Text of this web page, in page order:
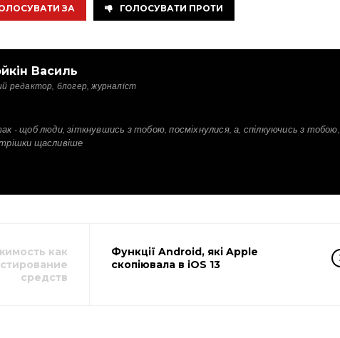
ЗА ГОЛОСУВАТИ ПРОТИ
Василь
редактор, блогер, журналіст
- щоб люди, зіткнувшись з тобою, посміхнулися, а, спілкуючись з тобою,
щасливіше
как
средств
Функції Android, які Apple
скопіювала в iOS 13